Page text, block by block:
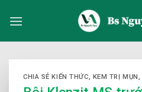
CHIA SẺ KIẾN THỨC, KEM TRỊ MỤN,